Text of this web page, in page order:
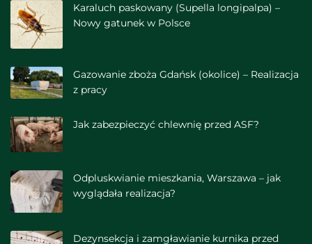
Karaluch paskowany (Supella longipalpa) –
Nowy gatunek w Polsce
Gazowanie zboża Gdańsk (okolice) – Realizacja
z pracy
Jak zabezpieczyć chlewnię przed ASF?
Odpluskwianie mieszkania, Warszawa – jak
wyglądała realizacja?
Dezynsekcja i zamgławianie kurnika przed